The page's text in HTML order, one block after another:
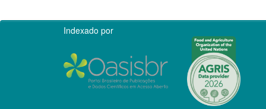
Indexado por